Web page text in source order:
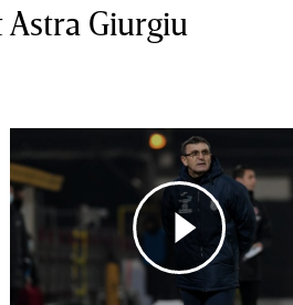
Giurgiu